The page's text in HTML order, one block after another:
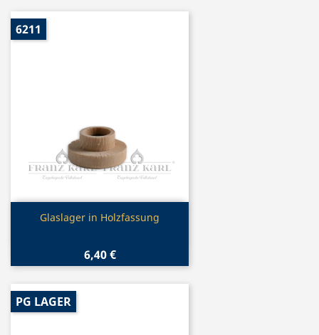
Vorschau
Glaslager in Holzfassung
6,40 €
6211
PG LAGER